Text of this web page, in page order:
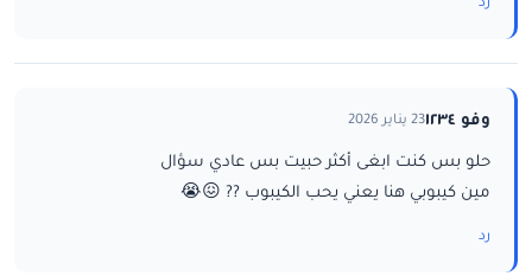
رد
وفو ١٢٣٤ 23 يناير 2026
حلو بس كنت ابغى أكثر حبيت بس عادي سؤال
مين كيبوبي هنا يعني يحب الكيبوب ?? 😖😭
رد